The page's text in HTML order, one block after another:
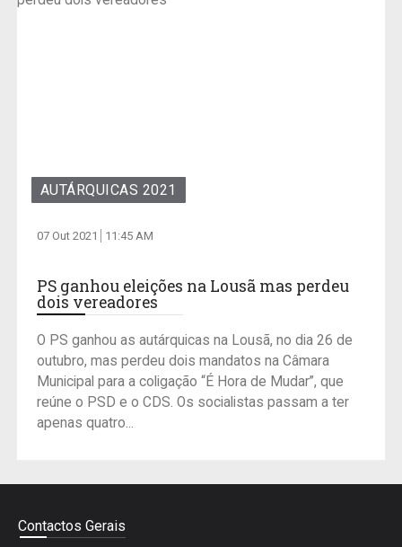
AUTÁRQUICAS 2021
07 Out 2021 11:45 AM
PS ganhou eleições na Lousã mas perdeu
dois vereadores
O PS ganhou as autárquicas na Lousã, no dia 26 de
outubro, mas perdeu dois mandatos na Câmara
Municipal para a coligação “É Hora de Mudar”, que
reúne o PSD e o CDS. Os socialistas passam a ter
apenas quatro...
Contactos Gerais